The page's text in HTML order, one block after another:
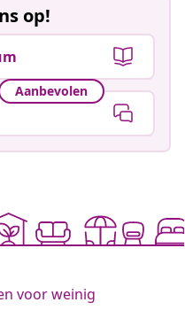
op!
Aanbevolen
voor weinig